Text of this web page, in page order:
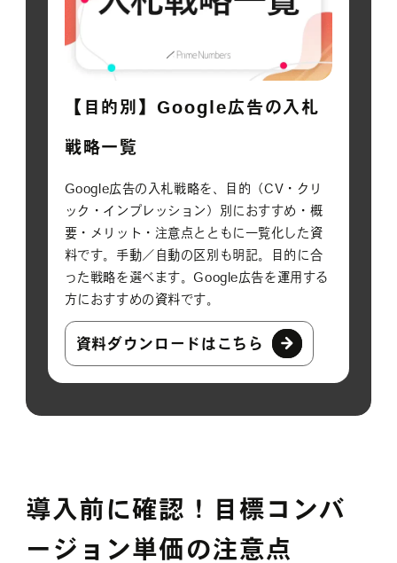
【目的別】Google広告の入札
戦略一覧
Google広告の入札戦略を、目的（CV・クリ
ック・インプレッション）別におすすめ・概
要・メリット・注意点とともに一覧化した資
料です。手動／自動の区別も明記。目的に合
った戦略を選べます。Google広告を運用する
方におすすめの資料です。
資料ダウンロードはこちら
導入前に確認！目標コンバ
ージョン単価の注意点